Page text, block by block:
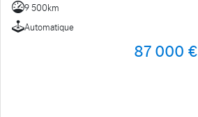
9 500km
Automatique
87 000 €